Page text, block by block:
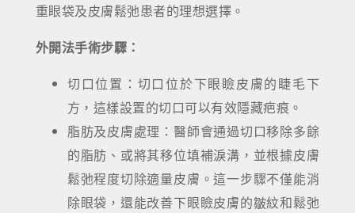
重眼袋及皮膚鬆弛患者的理想選擇。
外開法手術步驟：
切口位置：切口位於下眼瞼皮膚的睫毛下
方，這樣設置的切口可以有效隱藏疤痕。
脂肪及皮膚處理：醫師會通過切口移除多餘
的脂肪、或將其移位填補淚溝，並根據皮膚
鬆弛程度切除適量皮膚。這一步驟不僅能消
除眼袋，還能改善下眼瞼皮膚的皺紋和鬆弛